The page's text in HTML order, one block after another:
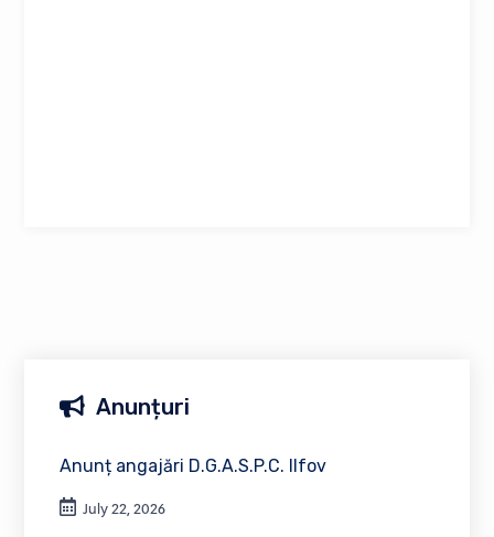
Anunțuri
Anunț angajări D.G.A.S.P.C. Ilfov
July 22, 2026